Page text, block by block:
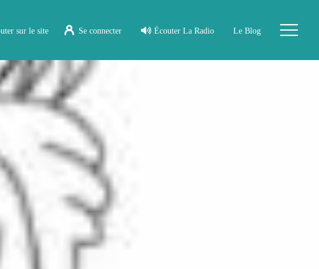
sur le site Se connecter Écouter La Radio Le Blog